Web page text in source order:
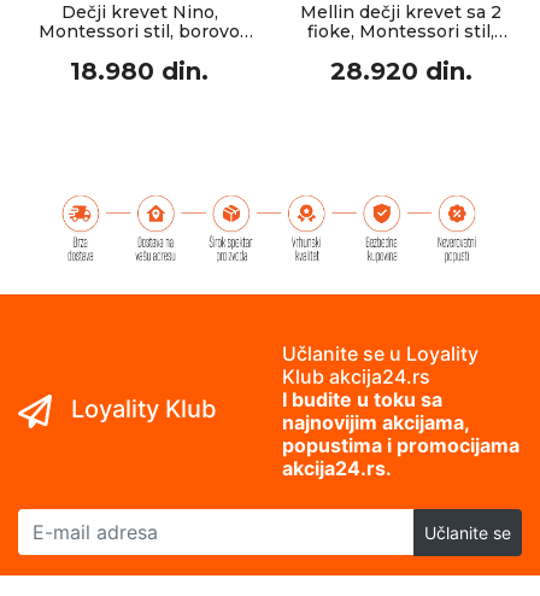
Dečji krevet Nino,
Montessori stil, borovo
cm
18.980 din.
Mellin dečji krevet sa 2
fioke, Montessori stil,
nijansa, 90x190 cm
28.920 din.
Loyality Klub
Učlanite se u Loyality
Klub akcija24.rs
I budite u toku sa
najnovijim akcijama,
popustima i promocijama
akcija24.rs.
E-mail adresa
Učlanite se